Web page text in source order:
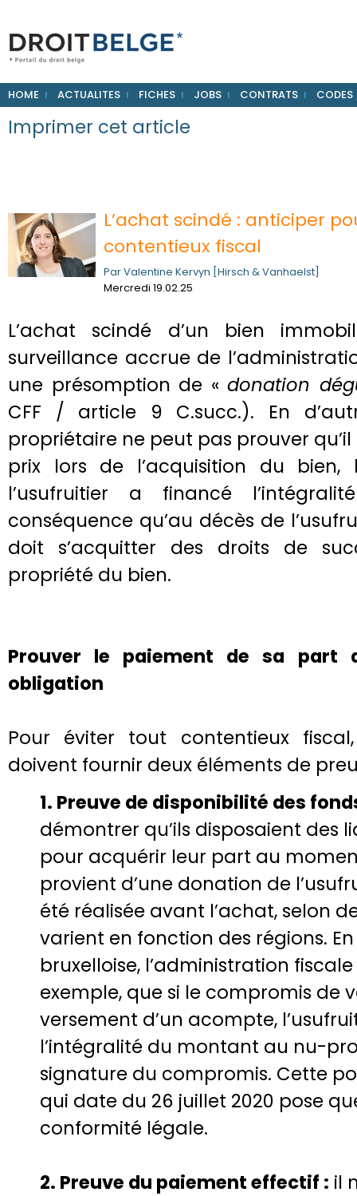
HOME ACTUALITES FICHES JOBS CONTRATS CODES
Imprimer cet article
L’achat scindé : anticiper
contentieux fiscal
Par Valentine Kervyn [Hirsch & Vanhaelst]
Mercredi 19.02.25
L’achat scindé d’un bien
surveillance accrue de
une présomption de « donation
CFF / article 9 C.succ.). En
propriétaire ne peut pas prouver
prix lors de l’acquisition du bien,
l’usufruitier a financé
conséquence qu’au décès de
doit s’acquitter des droits de
propriété du bien.
Prouver le paiement de sa part
obligation
Pour éviter tout contentieux
doivent fournir deux éléments de
1. Preuve de disponibilité des
démontrer qu’ils disposaient des
pour acquérir leur part au
provient d’une donation de
été réalisée avant l’achat, selon
varient en fonction des régions.
bruxelloise, l’administration
exemple, que si le compromis de
versement d’un acompte,
l’intégralité du montant au nu-
signature du compromis. Cette
qui date du 26 juillet 2020 pose
conformité légale.
2. Preuve du paiement effectif : il